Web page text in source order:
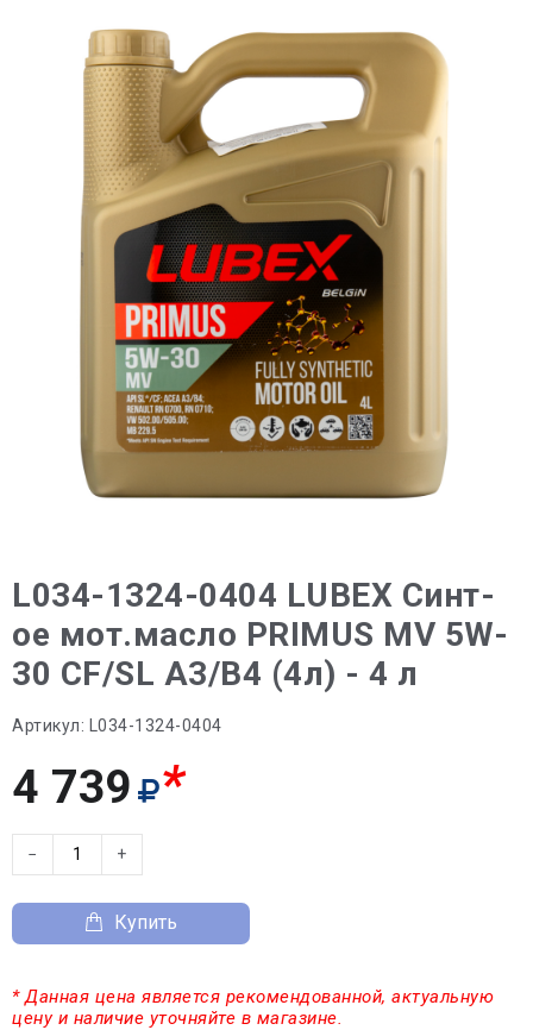
L034-1324-0404 LUBEX Синт-
ое мот.масло PRIMUS MV 5W-
30 CF/SL A3/B4 (4л) - 4 л
Артикул: L034-1324-0404
4 739 *
− +
Купить
* Данная цена является рекомендованной, актуальную
цену и наличие уточняйте в магазине.